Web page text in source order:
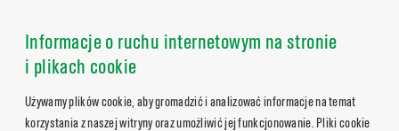
Informacje o ruchu internetowym na stronie
i plikach cookie
Używamy plików cookie, aby gromadzić i analizować informacje na temat
korzystania z naszej witryny oraz umożliwić jej funkcjonowanie. Pliki cookie